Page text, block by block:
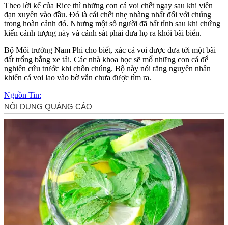
Theo lời kể của Rice thì những con cá voi chết ngay sau khi viên
đạn xuyên vào đầu. Đó là cái chết nhẹ nhàng nhất đối với chúng
trong hoàn cảnh đó. Nhưng một số người đã bất tỉnh sau khi chứng
kiến cảnh tượng này và cảnh sát phải đưa họ ra khỏi bãi biển.
Bộ Môi trường Nam Phi cho biết, xác cá voi được đưa tới một bãi
đất trống bằng xe tải. Các nhà khoa học sẽ mổ những con cá để
nghiên cứu trước khi chôn chúng. Bộ này nói rằng nguyên nhân
khiến cá voi lao vào bờ vẫn chưa được tìm ra.
Nguồn Tin: